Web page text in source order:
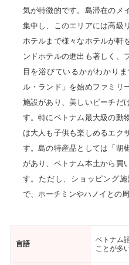
気が特徴的です。島滞在のメ
集中し、このエリアには高級
ホテルまで様々なホテルが軒
ンドホテルの進出も著しく、
目を浴びているかがわかり
ル・ランド」を始めファミリ
施設があり、美しいビーチだ
す。特にベトナム最大級の動
は大人も子供も楽しめるエク
す。島の特産品としては「胡
があり、ベトナム本土から買
す。ただし、ショッピング
で、ホーチミンやハノイとの
言語
ベトナム
ことが多